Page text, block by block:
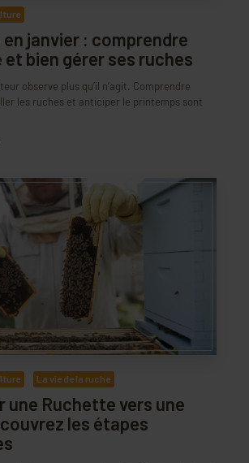
janvier : comprendre
et bien gérer ses ruches
observe plus qu’il n’agit. Comprendre
les ruches et anticiper le printemps sont
La vie de la ruche
une Ruchette vers une
les étapes